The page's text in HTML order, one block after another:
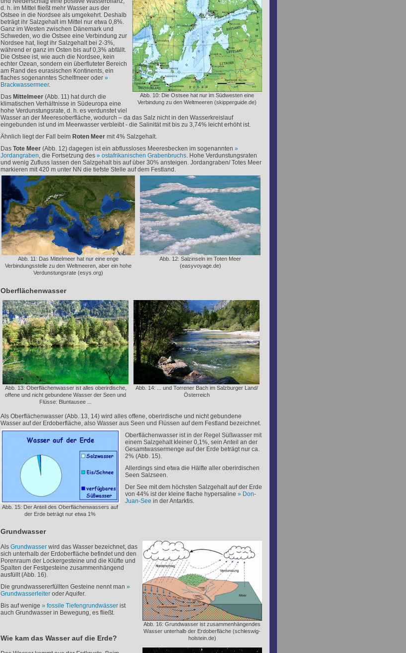
Abb. 10: Die Ostsee hat nur im Südwesten eine
Verbindung zu den Weltmeeren (skipperguide.de)
d. h. im Mittel fließt mehr Wasser aus der
Ostsee in die Nordsee als umgekehrt. Deshalb
beträgt ihr Salzgehalt im Mittel nur etwa 0,8%.
Ganz im Westen zwischen Dänemark und
Schweden, wo die Ostsee eine Verbindung zur
Nordsee hat, liegt ihr Salzgehalt bei 2-3%,
während er ganz im Osten bis auf 0,3% abfällt.
Die Ostsee ist, wie auch die Nordsee, kein
echter Ozean, sondern ein überfluteter Bereich
am Rand des eurasischen Kontinents, ein
flaches sogenanntes Schelfmeer oder
Brackwassermeer.
Das Mittelmeer(Abb. 11) hat durch die
klimatischen Verhältnisse in Südeuropa eine
hohe Verdunstungsrate, d. h. es verdunstet viel
Wasser an der Meeresoberfläche, wodurch – da das Salz nicht in den Wasserkreislauf
eingebunden ist und im Meerwasser verbleibt - die Salinität mit bis zu 3,74% leicht erhöht ist.
Ähnlich liegt der Fall beim Roten Meermit 4% Salzgehalt.
Das Tote Meer(Abb. 12) dagegen ist ein abflussloses Meeresbecken im sogenannten
Jordangraben, die Fortsetzung des ostafrikanischen Grabenbruchs. Hohe Verdunstungsraten
und wenig Zufluss lassen den Salzgehalt bis auf über 30% ansteigen. Jordangraben/ Totes Meer
markieren mit 420 m unter NN die tiefste Stelle auf dem Festland.
Abb. 11: Das Mittelmeer hat nur eine enge
Verbindungsstelle zu den Weltmeeren, aber ein hohe
Verdunstungsrate (esys.org)
Abb. 12: Salzinseln im Toten Meer
(easyvoyage.de)
Oberflächenwasser
Abb. 13: Oberflächenwasser ist alles oberirdische,
offene und nicht gebundene Wasser der Seen und
Flüsse: Bluntausee ...
Abb. 14: ... und Torrener Bach im Salzburger Land/
Österreich
Als Oberflächenwasser (Abb. 13, 14) wird alles offene, oberirdische und nicht gebundene
Wasser auf der Erdoberfläche, also Wasser aus Seen und Flüssen auf dem Festland bezeichnet.
Abb. 15: Der Anteil des Oberflächenwassers auf
der Erde beträgt nur etwa 1%
Oberflächenwasser ist in der Regel Süßwasser mit
einem Salzgehalt kleiner 0,1%, sein Anteil an der
Gesamtwassermenge auf der Erde beträgt nur ca.
2% (Abb. 15).
Allerdings sind etwa die Hälfte aller oberirdischen
Seen Salzseen.
Der See mit dem höchsten Salzgehalt auf der Erde
von 44% ist der kleine flache hypersaline
Don-
Juan-See in der Antarktis.
Grundwasser
Abb. 16: Grundwasser ist zusammenhängendes
Wasser unterhalb der Erdoberfläche (schleswig-
holstein.de)
Als Grundwasserwird das Wasser bezeichnet, das
sich unterhalb der Erdoberfläche befindet und den
Porenraum der Lockergesteine und die Klüfte und
Spalten der Festgesteine zusammenhängend
ausfüllt (Abb. 16).
Die grundwassererfüllten Gesteine nennt man
Grundwasserleiteroder Aquifer.
Bis auf wenige
fossile Tiefengrundwässerist
auch Grundwasser in Bewegung, es fließt.
Wie kam das Wasser auf die Erde?